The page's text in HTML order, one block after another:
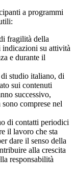
a programmi
fragilità della
indicazioni su attività
e durante il
studio italiano, di
sui contenuti
successivo,
comprese nel
di contatti periodici
il lavoro che sta
dare il senso della
alla crescita
responsabilità